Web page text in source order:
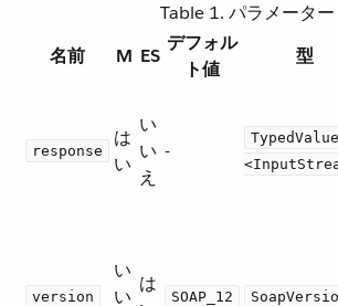
Table 1. パラメーター
名前
M ES
デフォル
ト値
型
response
は
い
い
い
え
-
TypedValue
version
い
い
は
SOAP_12